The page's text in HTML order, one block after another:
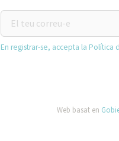
El
teu
correu-
En registrar-se, accepta la Política
Web basat en